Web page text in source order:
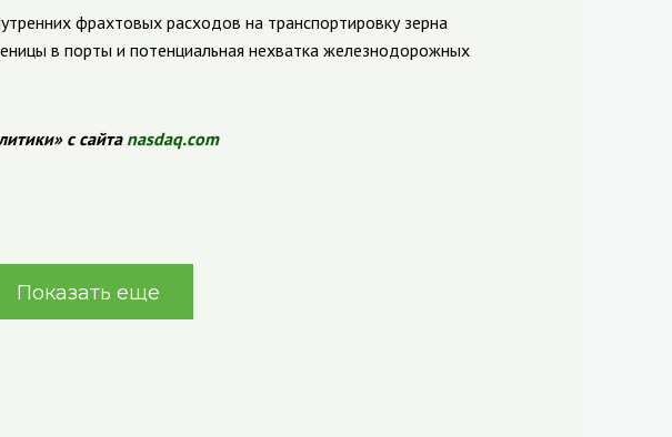
фрахтовых расходов на транспортировку зерна
в порты и потенциальная нехватка железнодорожных
с сайта nasdaq.com
Показать еще